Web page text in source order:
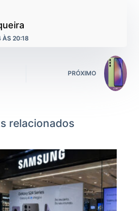
ÀS 20:18
PRÓXIMO
relacionados